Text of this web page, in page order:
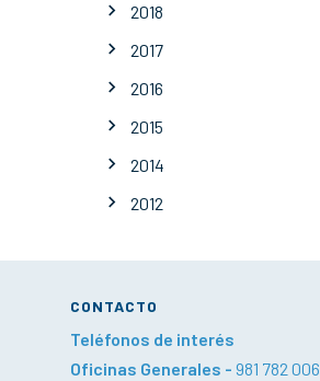
2018
2017
2016
2015
2014
2012
CONTACTO
Teléfonos de interés
Oficinas Generales - 981 782 006